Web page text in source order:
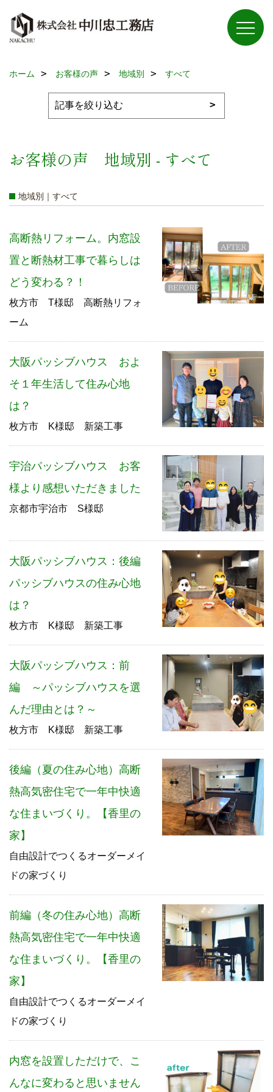
ホーム お客様の声 地域別 すべて
お客様の声 地域別 - すべて
地域別｜すべて
高断熱リフォーム。内窓設
置と断熱材工事で暮らしは
どう変わる？！
枚方市 T様邸 高断熱リフォ
ーム
大阪パッシブハウス およ
そ１年生活して住み心地
は？
枚方市 K様邸 新築工事
宇治パッシブハウス お客
様より感想いただきました
京都市宇治市 S様邸
大阪パッシブハウス：後編
パッシブハウスの住み心地
は？
枚方市 K様邸 新築工事
大阪パッシブハウス：前
編 ～パッシブハウスを選
んだ理由とは？～
枚方市 K様邸 新築工事
後編（夏の住み心地）高断
熱高気密住宅で一年中快適
な住まいづくり。【香里の
家】
自由設計でつくるオーダーメイ
ドの家づくり
前編（冬の住み心地）高断
熱高気密住宅で一年中快適
な住まいづくり。【香里の
家】
自由設計でつくるオーダーメイ
ドの家づくり
内窓を設置しただけで、こ
んなに変わると思いません